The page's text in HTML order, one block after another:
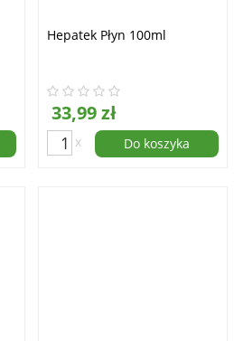
Hepatek Płyn 100ml
33,99 zł
x Do koszyka